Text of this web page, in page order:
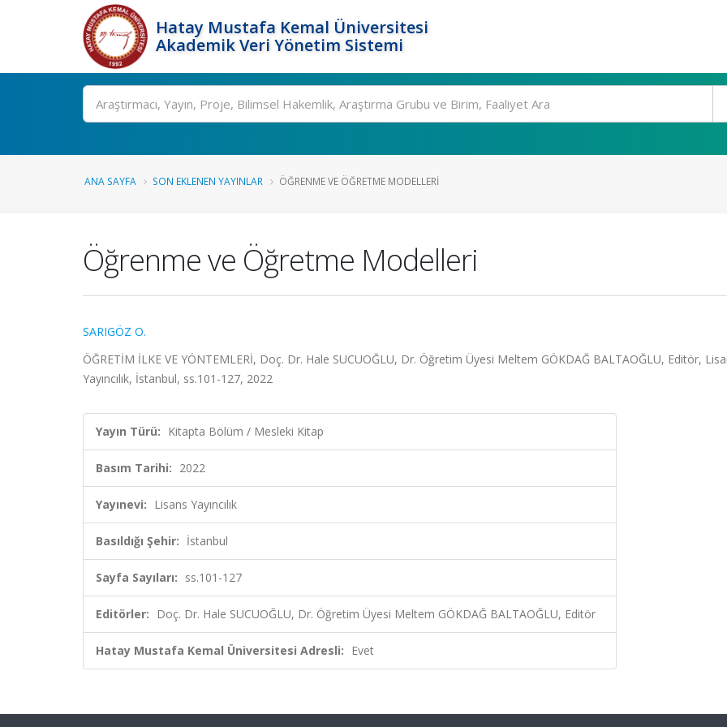
Hatay Mustafa Kemal Üniversitesi
Akademik Veri Yönetim Sistemi
Ara
ANA SAYFA SON EKLENEN YAYINLAR ÖĞRENME VE ÖĞRETME MODELLERI
Öğrenme ve Öğretme Modelleri
SARIGÖZ O.
ÖĞRETİM İLKE VE YÖNTEMLERİ, Doç. Dr. Hale SUCUOĞLU, Dr. Öğretim Üyesi Meltem GÖKDAĞ BALTAOĞLU, Editör,
Yayıncılık, İstanbul, ss.101-127, 2022
Yayın Türü: Kitapta Bölüm / Mesleki Kitap
Basım Tarihi: 2022
Yayınevi: Lisans Yayıncılık
Basıldığı Şehir: İstanbul
Sayfa Sayıları: ss.101-127
Editörler: Doç. Dr. Hale SUCUOĞLU, Dr. Öğretim Üyesi Meltem GÖKDAĞ BALTAOĞLU, Editör
Hatay Mustafa Kemal Üniversitesi Adresli: Evet